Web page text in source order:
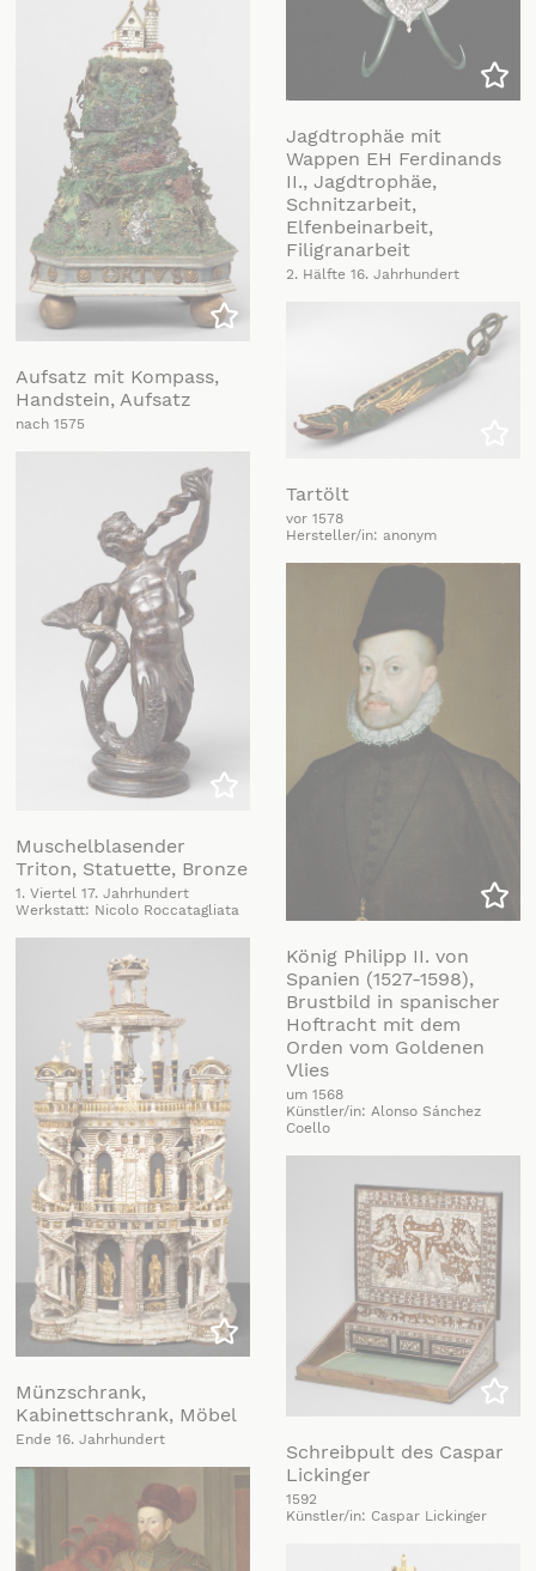
Zu
Jagdtrophäe mit
Wappen EH Ferdinands
II., Jagdtrophäe,
Schnitzarbeit,
Elfenbeinarbeit,
Filigranarbeit
2. Hälfte 16. Jahrhundert
Zu meiner Liste hinzufügen
Aufsatz mit Kompass,
Handstein, Aufsatz
nach 1575
Tartölt
vor 1578
Hersteller/in: anonym
Muschelblasender
Triton, Statuette, Bronze
1. Viertel 17. Jahrhundert
Werkstatt: Nicolo Roccatagliata
Zu
König Philipp II. von
Spanien (1527-1598),
Brustbild in spanischer
Hoftracht mit dem
Orden vom Goldenen
Vlies
um 1568
Künstler/in: Alonso Sánchez
Coello
Zu meiner Liste hinzufügen
Münzschrank,
Kabinettschrank, Möbel
Ende 16. Jahrhundert
Schreibpult des Caspar
Lickinger
1592
Künstler/in: Caspar Lickinger